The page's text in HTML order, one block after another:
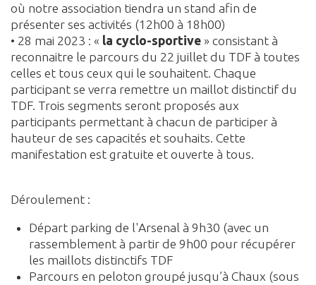
où notre association tiendra un stand afin de
présenter ses activités (12h00 à 18h00)
• 28 mai 2023 : « la cyclo-sportive » consistant à
reconnaitre le parcours du 22 juillet du TDF à toutes
celles et tous ceux qui le souhaitent. Chaque
participant se verra remettre un maillot distinctif du
TDF. Trois segments seront proposés aux
participants permettant à chacun de participer à
hauteur de ses capacités et souhaits. Cette
manifestation est gratuite et ouverte à tous.
Déroulement :
Départ parking de l'Arsenal à 9h30 (avec un
rassemblement à partir de 9h00 pour récupérer
les maillots distinctifs TDF
Parcours en peloton groupé jusqu’à Chaux (sous